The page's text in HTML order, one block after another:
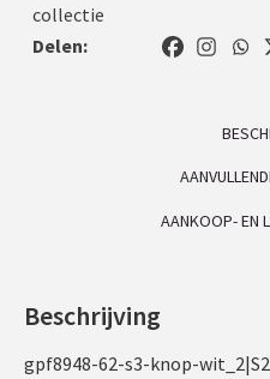
collectie
Delen:
AANKOOP- EN
Beschrijving
gpf8948-62-s3-knop-